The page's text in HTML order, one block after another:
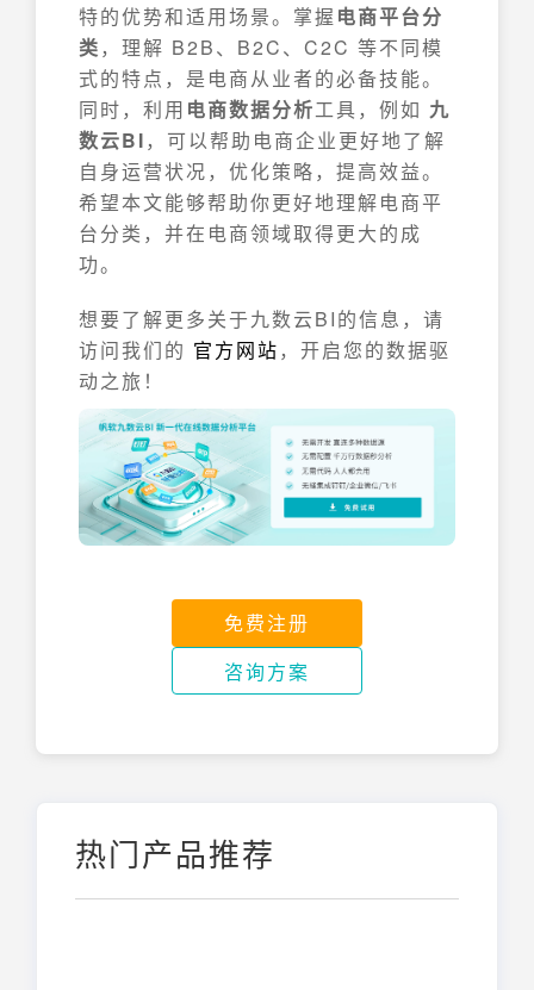
特的优势和适用场景。掌握 电商平台分
类 ，理解 B2B、B2C、C2C 等不同模
式的特点，是电商从业者的必备技能。
同时，利用 电商数据分析工具，例如 九
数云BI ，可以帮助电商企业更好地了解
自身运营状况，优化策略，提高效益。
希望本文能够帮助你更好地理解电商平
台分类，并在电商领域取得更大的成
功。
想要了解更多关于九数云BI的信息，请
访问我们的 官方网站 ，开启您的数据驱
动之旅！
免费注册
咨询方案
热门产品推荐